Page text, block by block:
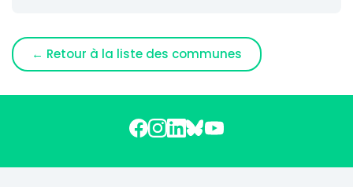
← Retour à la liste des communes